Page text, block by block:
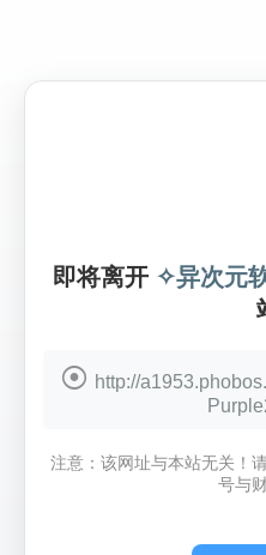
即将离开 ✧异次元
http://
注意：该网址与本站无关！
号与